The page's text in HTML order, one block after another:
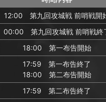
12:00 第九回攻城戦 前哨戦開
00:00 第九回攻城戦 前哨戦終
18:00 第一布告開始
17:59 第一布告終了
18:00 第二布告開始
17:59 第二布告終了